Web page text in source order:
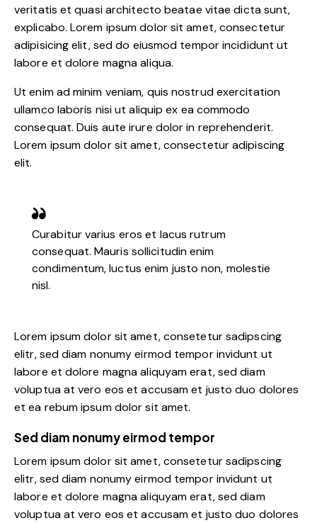
veritatis et quasi architecto beatae vitae dicta sunt,
explicabo. Lorem ipsum dolor sit amet, consectetur
adipisicing elit, sed do eiusmod tempor incididunt ut
labore et dolore magna aliqua.
Ut enim ad minim veniam, quis nostrud exercitation
ullamco laboris nisi ut aliquip ex ea commodo
consequat. Duis aute irure dolor in reprehenderit.
Lorem ipsum dolor sit amet, consectetur adipiscing
elit.
Curabitur varius eros et lacus rutrum
consequat. Mauris sollicitudin enim
condimentum, luctus enim justo non, molestie
nisl.
Lorem ipsum dolor sit amet, consetetur sadipscing
elitr, sed diam nonumy eirmod tempor invidunt ut
labore et dolore magna aliquyam erat, sed diam
voluptua at vero eos et accusam et justo duo dolores
et ea rebum ipsum dolor sit amet.
Sed diam nonumy eirmod tempor
Lorem ipsum dolor sit amet, consetetur sadipscing
elitr, sed diam nonumy eirmod tempor invidunt ut
labore et dolore magna aliquyam erat, sed diam
voluptua at vero eos et accusam et justo duo dolores